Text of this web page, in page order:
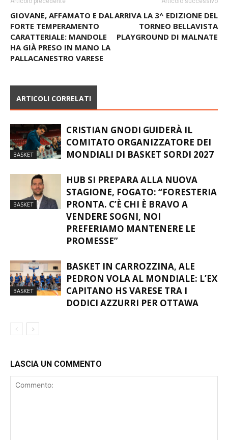
GIOVANE, AFFAMATO E DAL
FORTE TEMPERAMENTO
CARATTERIALE: MANDOLE
HA GIÀ PRESO IN MANO LA
PALLACANESTRO VARESE
ARRIVA LA 3^ EDIZIONE DEL
TORNEO BELLAVISTA
PLAYGROUND DI MALNATE
ARTICOLI CORRELATI
BASKET
CRISTIAN GNODI GUIDERÀ IL
COMITATO ORGANIZZATORE DEI
MONDIALI DI BASKET SORDI 2027
BASKET
HUB SI PREPARA ALLA NUOVA
STAGIONE, FOGATO: “FORESTERIA
PRONTA. C’È CHI È BRAVO A
VENDERE SOGNI, NOI
PREFERIAMO MANTENERE LE
PROMESSE”
BASKET
BASKET IN CARROZZINA, ALE
PEDRON VOLA AL MONDIALE: L’EX
CAPITANO HS VARESE TRA I
DODICI AZZURRI PER OTTAWA
LASCIA UN COMMENTO